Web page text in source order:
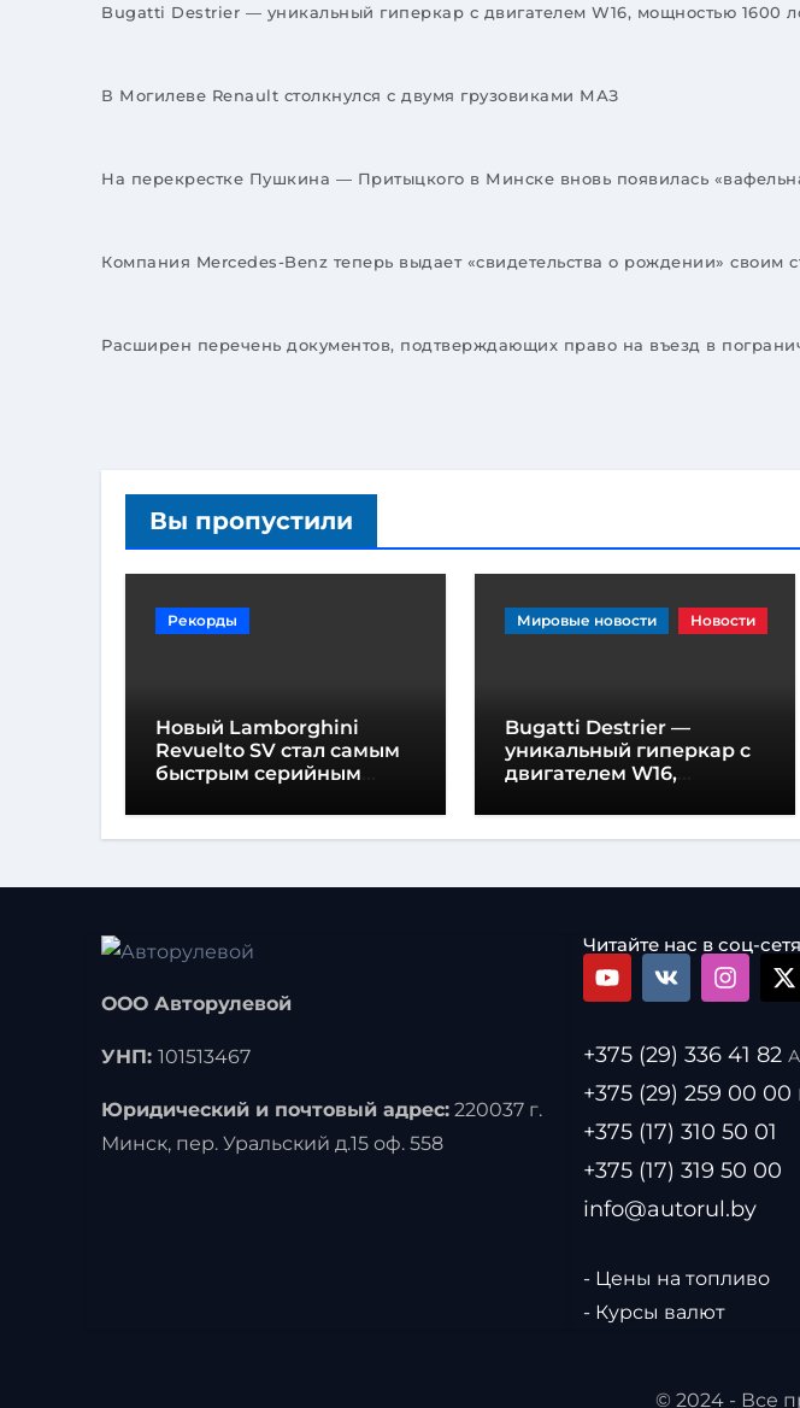
Bugatti Destrier — уникальный гиперкар с двигателем W16, мощностью 1600
В Могилеве Renault столкнулся с двумя грузовиками МАЗ
На перекрестке Пушкина — Притыцкого в Минске вновь появилась
Компания Mercedes-Benz теперь выдает «свидетельства о рождении» своим
Расширен перечень документов, подтверждающих право на въезд в
Вы пропустили
Рекорды
Новый Lamborghini
Revuelto SV стал самым
быстрым серийным
Хоккенхайме
Мировые новости Новости
Bugatti Destrier —
уникальный гиперкар с
двигателем W16,
лошадиных сил и
высотой всего один метр
ООО Авторулевой
УНП: 101513467
Юридический и почтовый адрес: 220037 г.
Минск, пер. Уральский д.15 оф. 558
Читайте нас в соц-
+375 (29) 336 41 82
+375 (29) 259 00 00
+375 (17) 310 50 01
+375 (17) 319 50 00
info@autorul.by
- Цены на топливо
- Курсы валют
© 2024 - Все